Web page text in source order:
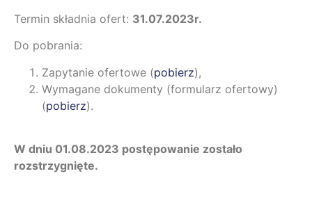
Termin składnia ofert: 31.07.2023r.
Do pobrania:
Zapytanie ofertowe (pobierz),
Wymagane dokumenty (formularz ofertowy)
(pobierz).
W dniu 01.08.2023 postępowanie zostało
rozstrzygnięte.